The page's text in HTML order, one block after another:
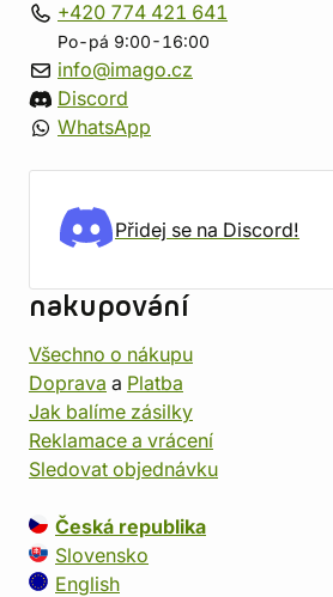
+420 774 421 641
Po-pá 9:00-16:00
info@imago.cz
Discord
WhatsApp
Přidej se na Discord!
nakupování
Všechno o nákupu
Doprava a Platba
Jak balíme zásilky
Reklamace a vrácení
Sledovat objednávku
Česká republika
Slovensko
English